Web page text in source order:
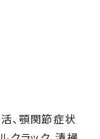
、顎関節症状